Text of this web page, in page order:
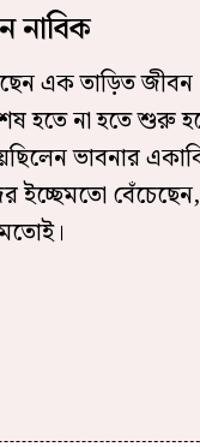
নাবিক
এক তাড়িত
হতে না হতে শুরু
ভাবনার
ইচ্ছেমতো